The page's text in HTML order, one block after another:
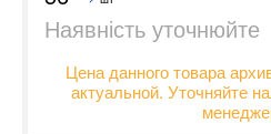
Наявність уточнюйте
Цена данного товара
актуальной. Уточняйте